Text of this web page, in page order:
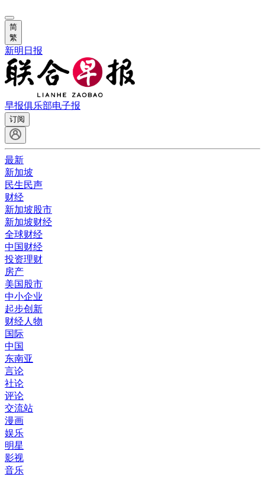
简
繁
新明日报
早报俱乐部电子报
订阅
最新
新加坡
民生民声
财经
新加坡股市
新加坡财经
全球财经
中国财经
投资理财
房产
美国股市
中小企业
起步创新
财经人物
国际
中国
东南亚
言论
社论
评论
交流站
漫画
娱乐
明星
影视
音乐